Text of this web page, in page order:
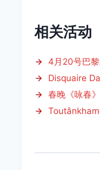
相关活动
4月20号巴
Disquaire
春晚《咏春